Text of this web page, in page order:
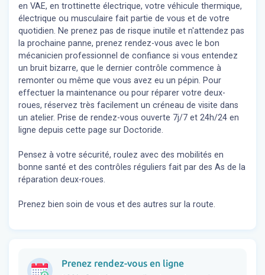
en VAE, en trottinette électrique, votre véhicule thermique,
électrique ou musculaire fait partie de vous et de votre
quotidien. Ne prenez pas de risque inutile et n'attendez pas
la prochaine panne, prenez rendez-vous avec le bon
mécanicien professionnel de confiance si vous entendez
un bruit bizarre, que le dernier contrôle commence à
remonter ou même que vous avez eu un pépin. Pour
effectuer la maintenance ou pour réparer votre deux-
roues, réservez très facilement un créneau de visite dans
un atelier. Prise de rendez-vous ouverte 7j/7 et 24h/24 en
ligne depuis cette page sur Doctoride.
Pensez à votre sécurité, roulez avec des mobilités en
bonne santé et des contrôles réguliers fait par des As de la
réparation deux-roues.
Prenez bien soin de vous et des autres sur la route.
Prenez rendez-vous en ligne